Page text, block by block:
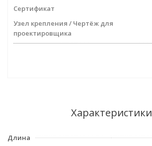
Сертификат
Узел крепления / Чертёж для
проектировщика
Характеристики
Длина